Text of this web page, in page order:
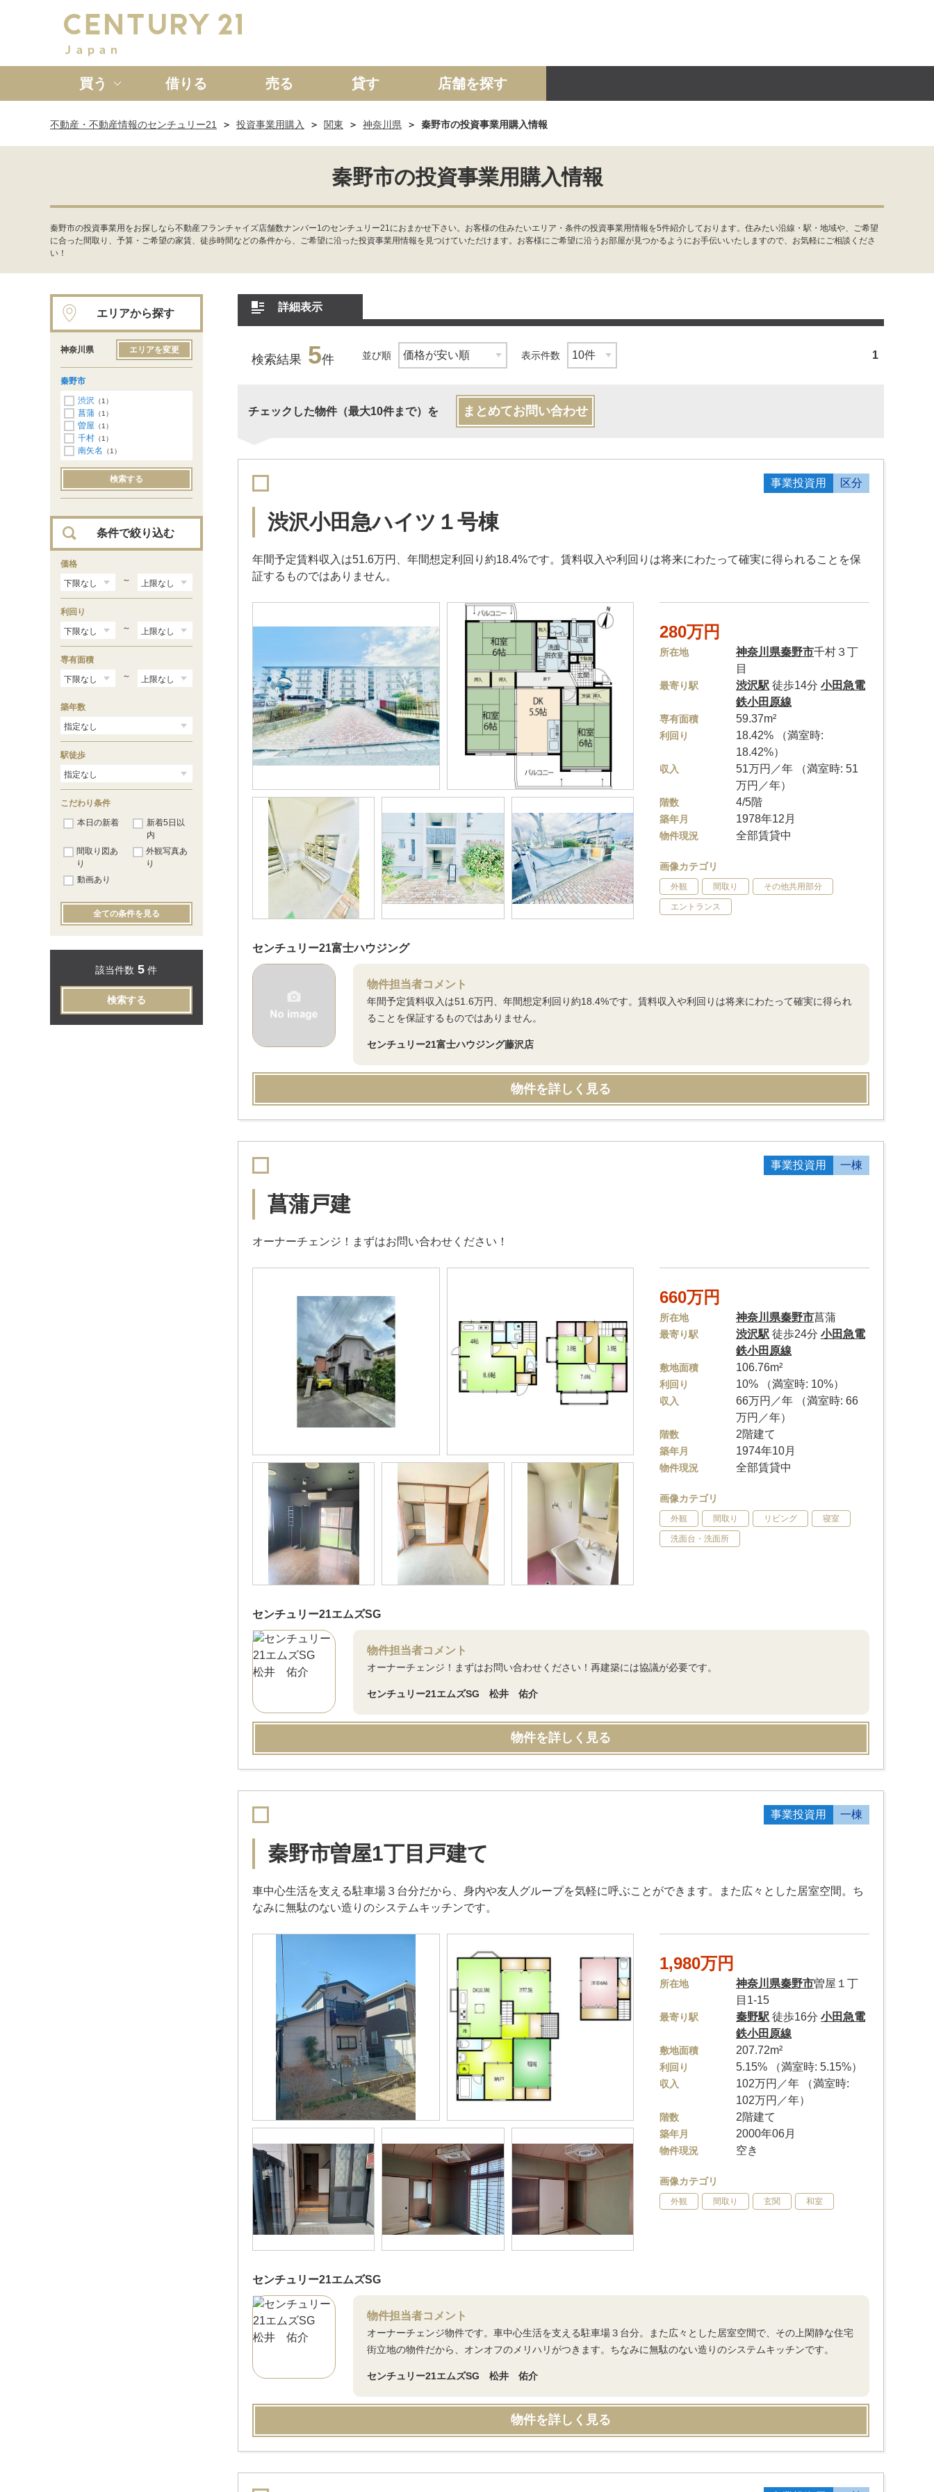
買う
新築一戸建て 中古一戸建て マンション 土地 事業投資用
借りる 売る 貸す 店舗を探す
不動産・不動産情報のセンチュリー21 投資事業用購入 関東 神奈川県 秦野市の投資事業用購入情報
秦野市の投資事業用購入情報
秦野市の投資事業用をお探しなら不動産フランチャイズ店舗数ナンバー1のセンチュリー21におまかせ下さい。お客様の住みたいエリア・条件の投資事業用情報を5件紹介しております。住みたい沿線・駅・地域や、ご希望
に合った間取り、予算・ご希望の家賃、徒歩時間などの条件から、ご希望に沿った投資事業用情報を見つけていただけます。お客様にご希望に沿うお部屋が見つかるようにお手伝いいたしますので、お気軽にご相談くださ
い！
詳細表示
検索結果 5件 並び順 表示件数 1
チェックした物件（最大10件まで）を まとめてお問い合わせ
事業投資用 区分
渋沢小田急ハイツ１号棟
年間予定賃料収入は51.6万円、年間想定利回り約18.4%です。賃料収入や利回りは将来にわたって確実に得られることを保
証するものではありません。
280万円
所在地 神奈川県秦野市千村３丁
目
最寄り駅 渋沢駅 徒歩14分小田急電
鉄小田原線
専有面積 59.37m²
利回り
18.42% （満室時:
18.42%）
収入
51万円／年 （満室時: 51
万円／年）
階数 4/5階
築年月 1978年12月
物件現況 全部賃貸中
画像カテゴリ
外観 間取り その他共用部分
エントランス
センチュリー21富士ハウジング
物件担当者コメント
年間予定賃料収入は51.6万円、年間想定利回り約18.4%です。賃料収入や利回りは将来にわたって確実に得られ
ることを保証するものではありません。
センチュリー21富士ハウジング藤沢店
物件を詳しく見る
事業投資用 一棟
菖蒲戸建
オーナーチェンジ！まずはお問い合わせください！
660万円
所在地 神奈川県秦野市菖蒲
最寄り駅 渋沢駅 徒歩24分小田急電
鉄小田原線
敷地面積 106.76m²
利回り 10% （満室時: 10%）
収入
66万円／年 （満室時: 66
万円／年）
階数 2階建て
築年月 1974年10月
物件現況 全部賃貸中
画像カテゴリ
外観 間取り リビング 寝室
洗面台・洗面所
センチュリー21エムズSG
物件担当者コメント
オーナーチェンジ！まずはお問い合わせください！再建築には協議が必要です。
センチュリー21エムズSG 松井 佑介
物件を詳しく見る
事業投資用 一棟
秦野市曽屋1丁目戸建て
車中心生活を支える駐車場３台分だから、身内や友人グループを気軽に呼ぶことができます。また広々とした居室空間。ち
なみに無駄のない造りのシステムキッチンです。
1,980万円
所在地 神奈川県秦野市曽屋１丁
目1-15
最寄り駅 秦野駅 徒歩16分小田急電
鉄小田原線
敷地面積 207.72m²
利回り 5.15% （満室時: 5.15%）
収入
102万円／年 （満室時:
102万円／年）
階数 2階建て
築年月 2000年06月
物件現況 空き
画像カテゴリ
外観 間取り 玄関 和室
センチュリー21エムズSG
物件担当者コメント
オーナーチェンジ物件です。車中心生活を支える駐車場３台分。また広々とした居室空間で、その上閑静な住宅
街立地の物件だから、オンオフのメリハリがつきます。ちなみに無駄のない造りのシステムキッチンです。
センチュリー21エムズSG 松井 佑介
物件を詳しく見る
エリアから探す
神奈川県 エリアを変更
秦野市
渋沢 （1）
菖蒲 （1）
曽屋 （1）
千村 （1）
南矢名 （1）
検索する
条件で絞り込む
価格
～
利回り
～
専有面積
～
築年数
駅徒歩
こだわり条件
本日の新着
新着5日以
内
間取り図あ
り
外観写真あ
り
動画あり
全ての条件を見る
該当件数 5 件
検索する